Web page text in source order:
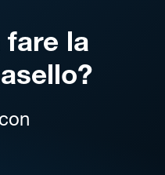
fare la